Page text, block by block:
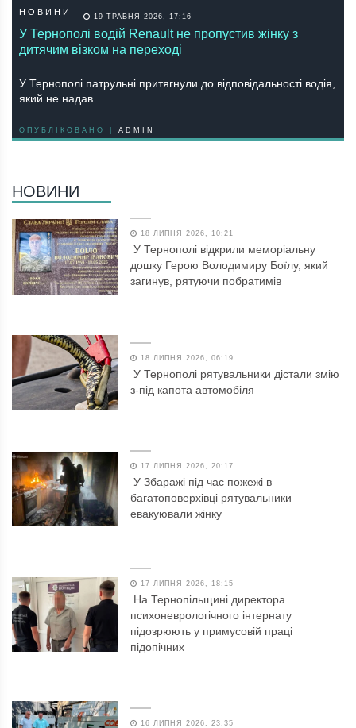
НОВИНИ 19 ТРАВНЯ 2026, 17:16
У Тернополі водій Renault не пропустив жінку з
дитячим візком на переході
У Тернополі патрульні притягнули до відповідальності водія,
який не надав…
ОПУБЛІКОВАНО | ADMIN
НОВИНИ
18 ЛИПНЯ 2026, 10:21
У Тернополі відкрили меморіальну
дошку Герою Володимиру Боїлу, який
загинув, рятуючи побратимів
18 ЛИПНЯ 2026, 06:19
У Тернополі рятувальники дістали змію
з-під капота автомобіля
17 ЛИПНЯ 2026, 20:17
У Збаражі під час пожежі в
багатоповерхівці рятувальники
евакуювали жінку
17 ЛИПНЯ 2026, 18:15
На Тернопільщині директора
психоневрологічного інтернату
підозрюють у примусовій праці
підопічних
16 ЛИПНЯ 2026, 23:35